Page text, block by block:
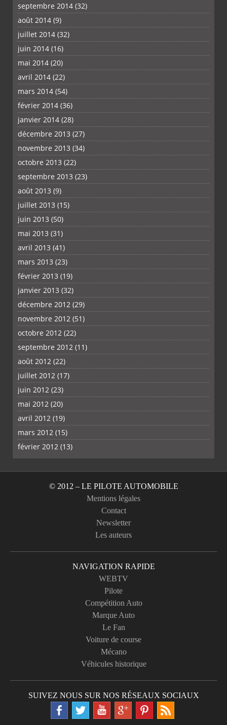
septembre 2014 (32)
août 2014 (9)
juillet 2014 (32)
juin 2014 (16)
mai 2014 (20)
avril 2014 (22)
mars 2014 (54)
février 2014 (36)
janvier 2014 (28)
décembre 2013 (27)
novembre 2013 (34)
octobre 2013 (22)
septembre 2013 (23)
août 2013 (9)
juillet 2013 (15)
juin 2013 (50)
mai 2013 (31)
avril 2013 (41)
mars 2013 (23)
février 2013 (19)
janvier 2013 (32)
décembre 2012 (29)
novembre 2012 (51)
octobre 2012 (22)
septembre 2012 (11)
août 2012 (22)
juillet 2012 (17)
juin 2012 (23)
mai 2012 (20)
avril 2012 (19)
mars 2012 (15)
février 2012 (13)
© 2012 – LE PILOTE AUTOMOBILE
Mentions légales
Contact
Newsletter
Les auteurs
NAVIGATION RAPIDE
WEBTV
Pilote
Compétition Auto
Marque Auto
Le Fan
Voiture de course
Mécano
Véhicules historique
SUIVEZ NOUS SUR NOS RÉSEAUX SOCIAUX